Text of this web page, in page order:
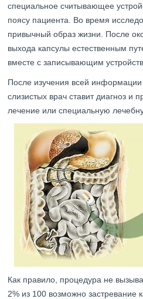
специальное считывающее
поясу пациента. Во время
привычный образ жизни. После
выхода капсулы естественным
вместе с записывающим
После изучения всей информации
слизистых врач ставит диагноз и
лечение или специальную
Как правило, процедура не
2% из 100 возможно застревание